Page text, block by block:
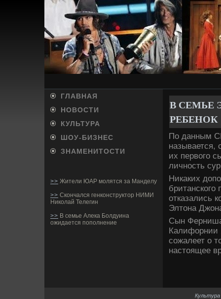
ГЛАВНАЯ
НОВОСТИ
КУЛЬТУРА
ШОУ-БИ­ЗНЕС
ЗНАМЕНИТОСТИ
>> Жители ЮАР молятся за Манделу
>> Скончался генконструктор НИМИ
Николай Телегин
>> В семье Алека Болдуина
ожидается пополнение
В СЕМЬЕ
РЕБЕНОК
По данным
их первого
личность
Никаких
британского
отказались
Элтона
Сын
Калифорнии
сожалеет о
настоящее
Культура